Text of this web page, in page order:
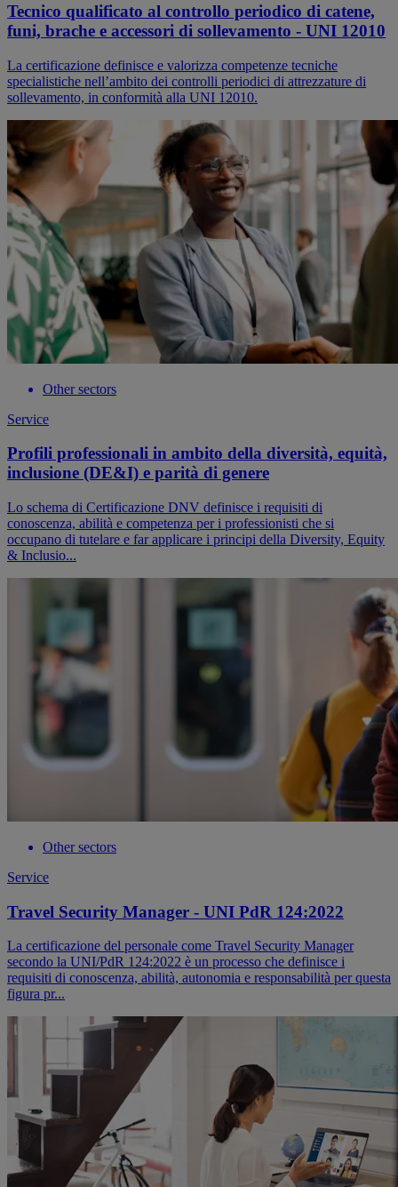
Tecnico qualificato al controllo periodico di catene,
funi, brache e accessori di sollevamento - UNI 12010
La certificazione definisce e valorizza competenze tecniche
specialistiche nell’ambito dei controlli periodici di attrezzature di
sollevamento, in conformità alla UNI 12010.
Other sectors
Service
Profili professionali in ambito della diversità, equità,
inclusione (DE&I) e parità di genere
Lo schema di Certificazione DNV definisce i requisiti di
conoscenza, abilità e competenza per i professionisti che si
occupano di tutelare e far applicare i principi della Diversity, Equity
& Inclusio...
Other sectors
Service
Travel Security Manager - UNI PdR 124:2022
La certificazione del personale come Travel Security Manager
secondo la UNI/PdR 124:2022 è un processo che definisce i
requisiti di conoscenza, abilità, autonomia e responsabilità per questa
figura pr...